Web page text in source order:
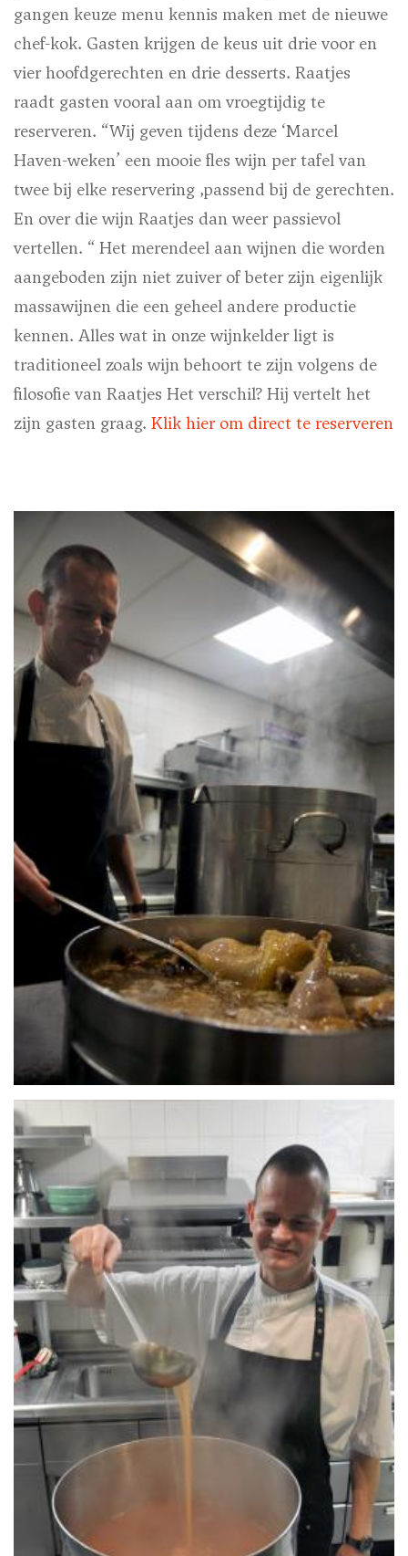
gangen keuze menu kennis maken met de nieuwe
chef-kok. Gasten krijgen de keus uit drie voor en
vier hoofdgerechten en drie desserts. Raatjes
raadt gasten vooral aan om vroegtijdig te
reserveren. “Wij geven tijdens deze ‘Marcel
Haven-weken’ een mooie fles wijn per tafel van
twee bij elke reservering ,passend bij de gerechten.
En over die wijn Raatjes dan weer passievol
vertellen. “ Het merendeel aan wijnen die worden
aangeboden zijn niet zuiver of beter zijn eigenlijk
massawijnen die een geheel andere productie
kennen. Alles wat in onze wijnkelder ligt is
traditioneel zoals wijn behoort te zijn volgens de
filosofie van Raatjes Het verschil? Hij vertelt het
zijn gasten graag. Klik hier om direct te reserveren